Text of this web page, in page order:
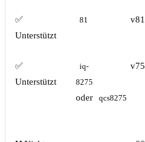
✅
Unterstützt
81 v81
✅
Unterstützt
iq-
8275
oder qcs8275
v75